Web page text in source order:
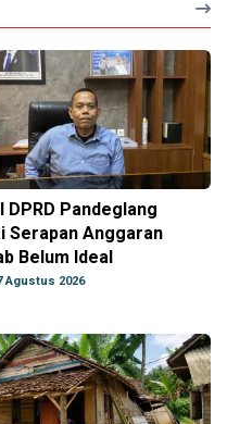
DPRD Pandeglang
Serapan Anggaran
Belum Ideal
Agustus 2026